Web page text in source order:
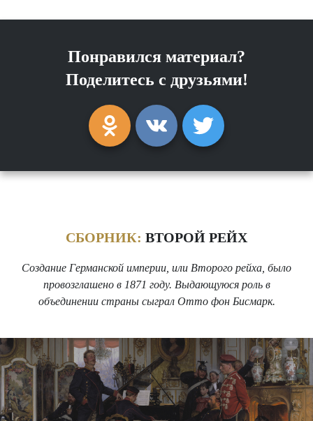
Понравился материал?
Поделитесь с друзьями!
СБОРНИК: ВТОРОЙ РЕЙХ
Создание Германской империи, или Второго рейха, было
провозглашено в 1871 году. Выдающуюся роль в
объединении страны сыграл Отто фон Бисмарк.